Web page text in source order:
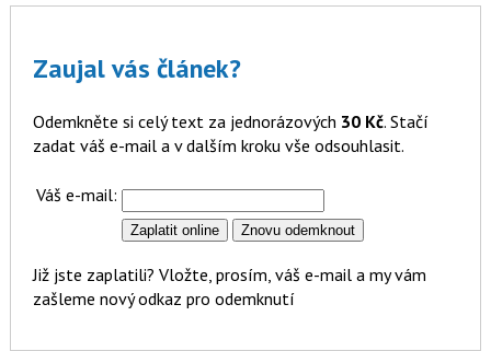
Zaujal vás článek?
Odemkněte si celý text za jednorázových 30 Kč. Stačí
zadat váš e-mail a v dalším kroku vše odsouhlasit.
Váš e-mail:
Již jste zaplatili? Vložte, prosím, váš e-mail a my vám
zašleme nový odkaz pro odemknutí